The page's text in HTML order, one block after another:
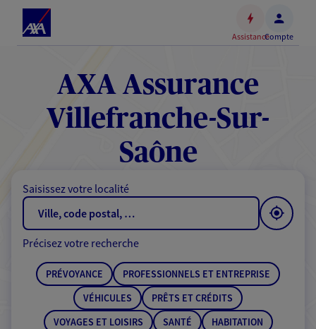
Accéder
contenu
principal
Accéder
au
pied
de
AssistanceCompte
AXA Assurance
Villefranche-Sur-
Saône
Saisissez votre localité
Précisez votre recherche
PRÉVOYANCE
PROFESSIONNELS ET ENTREPRISE
VÉHICULES
PRÊTS ET CRÉDITS
VOYAGES ET LOISIRS
SANTÉ
HABITATION